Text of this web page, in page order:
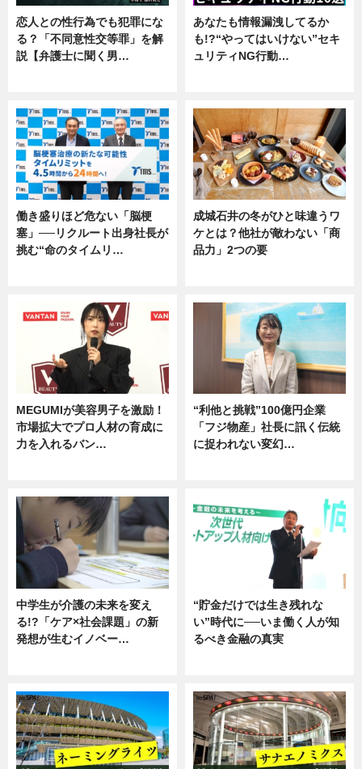
恋人との性行為でも犯罪にな
る？「不同意性交等罪」を解
説【弁護士に聞く男…
あなたも情報漏洩してるか
も!?“やってはいけない”セキ
ュリティNG行動…
働き盛りほど危ない「脳梗
塞」──リクルート出身社長が
挑む“命のタイムリ…
成城石井の冬がひと味違うワ
ケとは？他社が敵わない「商
品力」2つの要
MEGUMIが美容男子を激励！
市場拡大でプロ人材の育成に
力を入れるバン…
“利他と挑戦”100億円企業
「フジ物産」社長に訊く伝統
に捉われない変幻…
中学生が介護の未来を変え
る!?「ケア×社会課題」の新
発想が生むイノベー…
“貯金だけでは生き残れな
い”時代に──いま働く人が知
るべき金融の真実